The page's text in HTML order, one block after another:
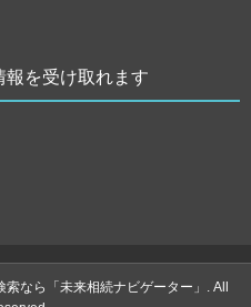
報を受け取れます
なら「未来相続ナビゲーター」. All